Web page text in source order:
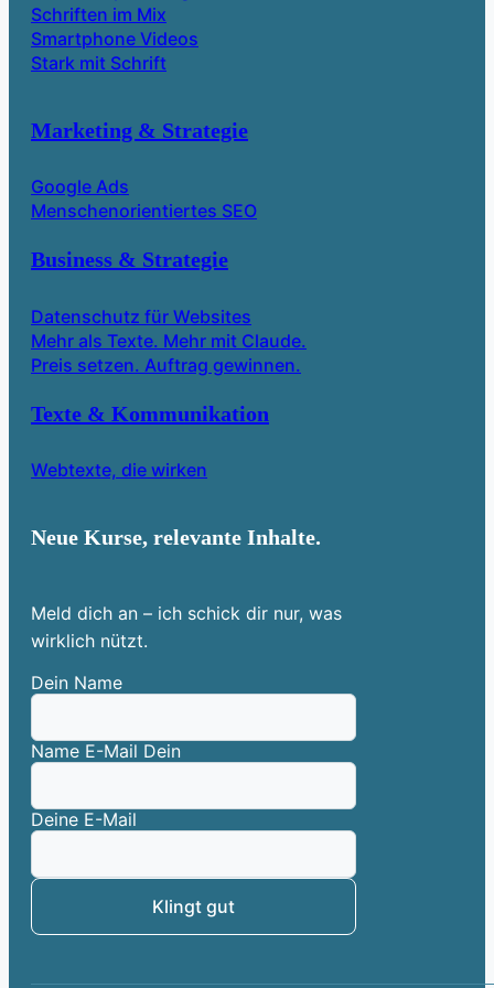
Schriften im Mix
Smartphone Videos
Stark mit Schrift
Marketing & Strategie
Google Ads
Menschenorientiertes SEO
Business & Strategie
Datenschutz für Websites
Mehr als Texte. Mehr mit Claude.
Preis setzen. Auftrag gewinnen.
Texte & Kommunikation
Webtexte, die wirken
Neue Kurse, relevante Inhalte.
Meld dich an – ich schick dir nur, was
wirklich nützt.
Dein Name
Name E-Mail Dein
Deine E-Mail
Klingt gut